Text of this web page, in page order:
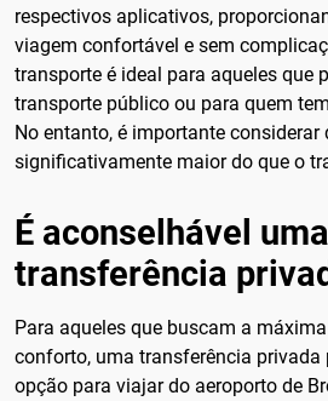
respectivos aplicativos,
viagem confortável e sem
transporte é ideal para aqueles que
transporte público ou para quem
No entanto, é importante considerar
significativamente maior do que o
É aconselhável uma
transferência
Para aqueles que buscam a
conforto, uma transferência privada
opção para viajar do aeroporto de